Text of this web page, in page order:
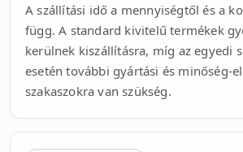
A szállítási idő a mennyiségtől és a
függ. A standard kivitelű termékek
kerülnek kiszállításra, míg az egyedi
esetén további gyártási és minőség-
szakaszokra van szükség.